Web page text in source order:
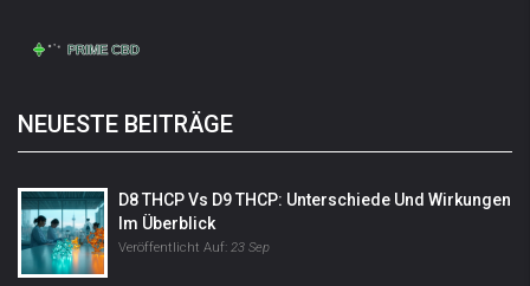
NEUESTE BEITRÄGE
D8 THCP Vs D9 THCP: Unterschiede Und Wirkungen
Im Überblick
Veröffentlicht Auf: 23 Sep